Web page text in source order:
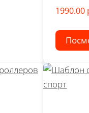
1990.00